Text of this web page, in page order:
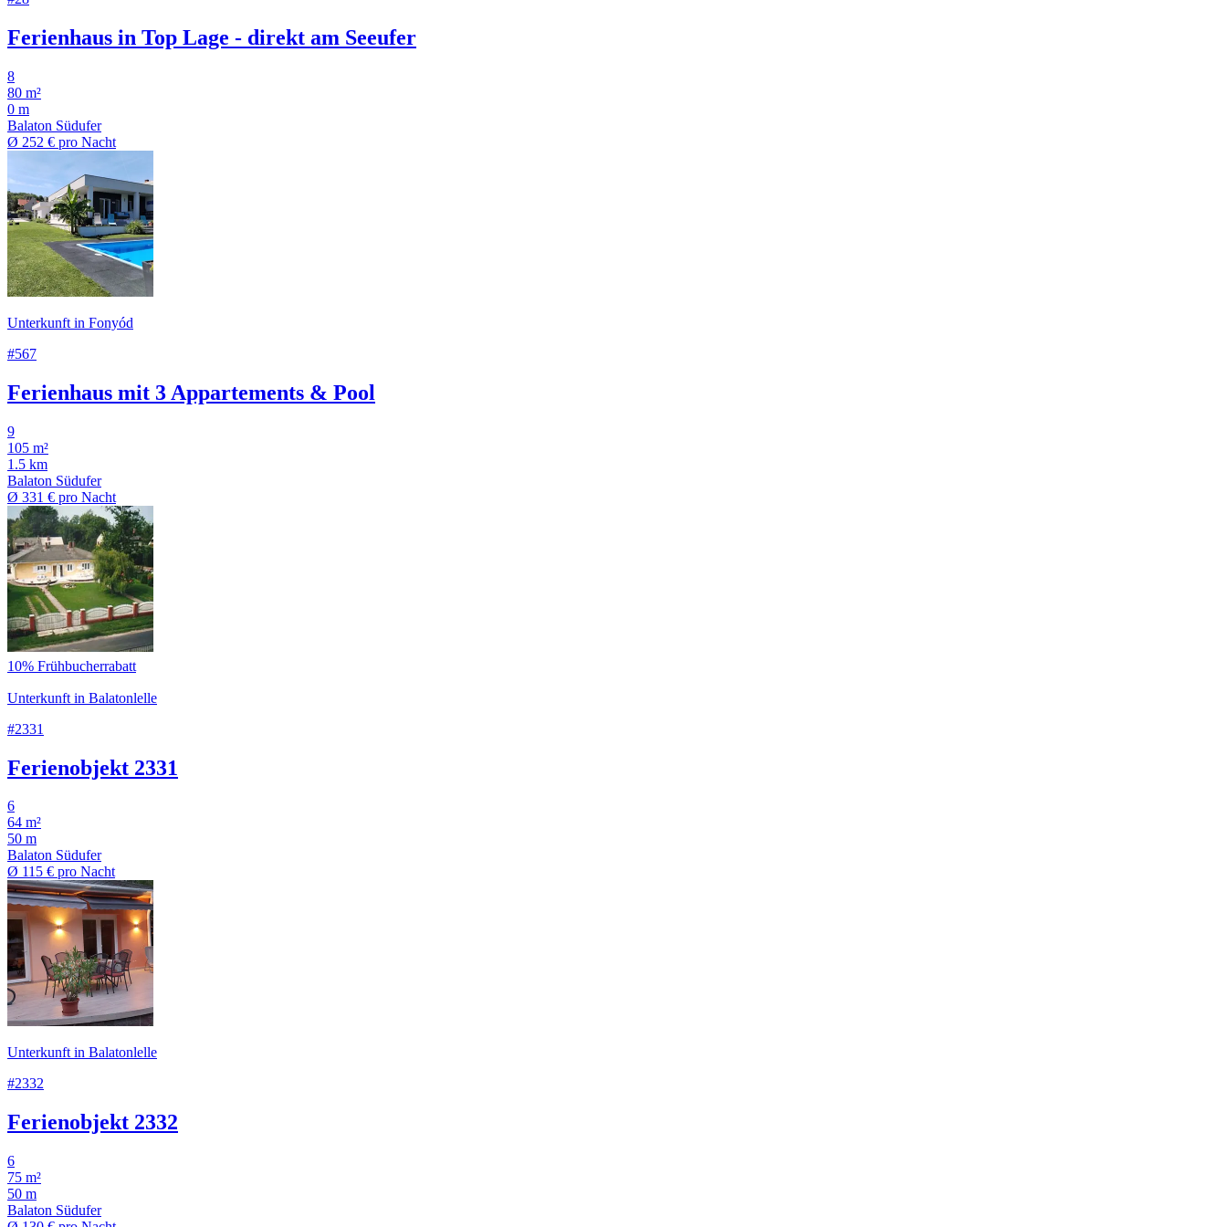
Ferienhaus in Top Lage - direkt am Seeufer
8
80 m²
0 m
Balaton Südufer
Ø 252 € pro Nacht
Unterkunft in Fonyód
#567
Ferienhaus mit 3 Appartements & Pool
9
105 m²
1.5 km
Balaton Südufer
Ø 331 € pro Nacht
10% Frühbucherrabatt
Unterkunft in Balatonlelle
#2331
Ferienobjekt 2331
6
64 m²
50 m
Balaton Südufer
Ø 115 € pro Nacht
Unterkunft in Balatonlelle
#2332
Ferienobjekt 2332
6
75 m²
50 m
Balaton Südufer